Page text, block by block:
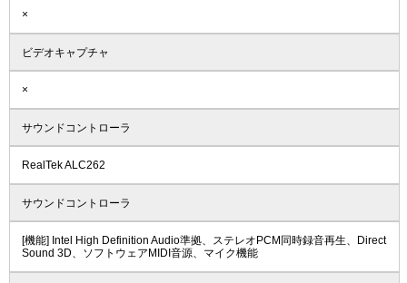
×
ビデオキャプチャ
×
サウンドコントローラ
RealTek ALC262
サウンドコントローラ
[機能] Intel High Definition Audio準拠、ステレオPCM同時録音再生、Direct
Sound 3D、ソフトウェアMIDI音源、マイク機能